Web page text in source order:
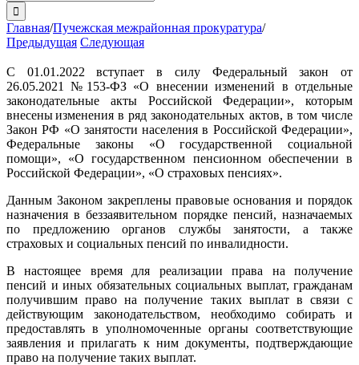
поиска:
Главная/Пучежская межрайонная прокуратура/
Предыдущая Следующая
С 01.01.2022 вступает в силу Федеральный закон от
26.05.2021 №153-ФЗ «О внесении изменений в отдельные
законодательные акты Российской Федерации», которым
внесены изменения в ряд законодательных актов, в том числе
Закон РФ «О занятости населения в Российской Федерации»,
Федеральные законы «О государственной социальной
помощи», «О государственном пенсионном обеспечении в
Российской Федерации», «О страховых пенсиях».
Данным Законом закреплены правовые основания и порядок
назначения в беззаявительном порядке пенсий, назначаемых
по предложению органов службы занятости, а также
страховых и социальных пенсий по инвалидности.
В настоящее время для реализации права на получение
пенсий и иных обязательных социальных выплат, гражданам
получившим право на получение таких выплат в связи с
действующим законодательством, необходимо собирать и
предоставлять в уполномоченные органы соответствующие
заявления и прилагать к ним документы, подтверждающие
право на получение таких выплат.